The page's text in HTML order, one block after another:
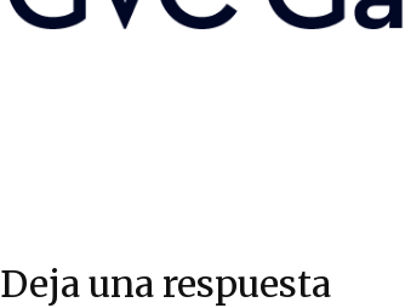
Deja una respuesta